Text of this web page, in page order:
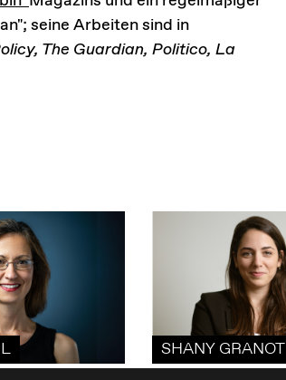
seine Arbeiten sind in
The Guardian, Politico, La
SHANY GRANOT